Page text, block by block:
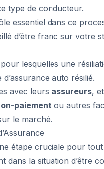
type de conducteur.
essentiel dans ce
d’être franc sur votre
lesquelles une
auto résilié.
avec leurs assureurs,
paiement ou autres
le marché.
étape cruciale pour
dans la situation d’être